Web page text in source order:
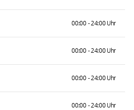
00:00 - 24:00 Uhr
00:00 - 24:00 Uhr
00:00 - 24:00 Uhr
00:00 - 24:00 Uhr